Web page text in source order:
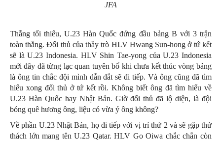
JFA
Thắng tối thiểu, U.23 Hàn Quốc đứng đầu bảng B với 3 trận
toàn thắng. Đối thủ của thầy trò HLV Hwang Sun-hong ở tứ kết
sẽ là U.23 Indonesia. HLV Shin Tae-yong của U.23 Indonesia
mới đây đã từng lạc quan tuyên bố khi chưa kết thúc vòng bảng
là ông tin chắc đội mình dẫn dắt sẽ đi tiếp. Và ông cũng đã tìm
hiểu xong đối thủ ở tứ kết rồi. Không biết ông đã tìm hiểu về
U.23 Hàn Quốc hay Nhật Bản. Giờ đối thủ đã lộ diện, là đội
bóng quê hương ông, liệu có vừa ý ông không?
Về phần U.23 Nhật Bản, họ đi tiếp với vị trí thứ 2 và sẽ gặp thử
thách lớn mang tên U.23 Qatar. HLV Go Oiwa chắc chắn còn